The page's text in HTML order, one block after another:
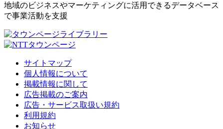
地域のビジネスやマーケティングに活用できるデータベース
で事業活動を支援
サイトマップ
個人情報について
掲載情報に関して
広告掲載のご案内
広告・サービス取扱い規約
利用規約
お知らせ